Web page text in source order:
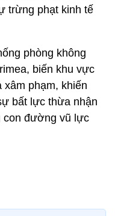
trừng phạt kinh tế
phòng không
biến khu vực
xâm phạm, khiến
bất lực thừa nhận
con đường vũ lực